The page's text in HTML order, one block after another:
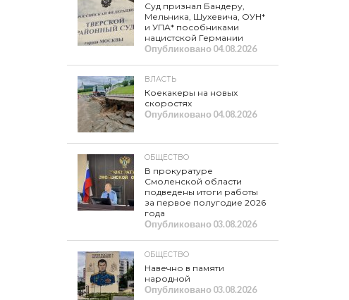
Суд признал Бандеру,
Мельника, Шухевича, ОУН*
и УПА* пособниками
нацистской Германии
Опубликовано04.08.2026
ВЛАСТЬ
Коекакеры на новых
скоростях
Опубликовано04.08.2026
ОБЩЕСТВО
В прокуратуре
Смоленской области
подведены итоги работы
за первое полугодие 2026
года
Опубликовано03.08.2026
ОБЩЕСТВО
Навечно в памяти
народной
Опубликовано03.08.2026